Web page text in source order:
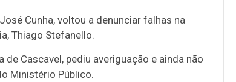
Cunha, voltou a denunciar falhas na
Thiago Stefanello.
Cascavel, pediu averiguação e ainda não
Ministério Público.